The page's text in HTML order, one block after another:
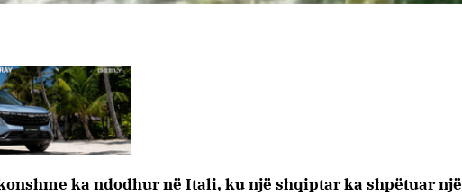
ka ndodhur në Itali, ku një shqiptar ka shpëtuar një